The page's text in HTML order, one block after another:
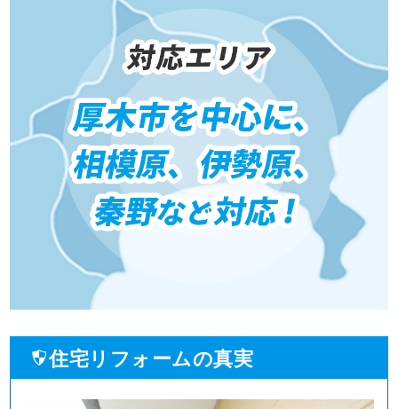
住宅リフォームの真実